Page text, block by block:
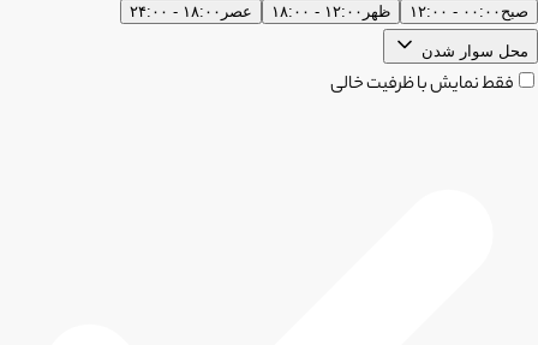
صبح ۰۰:۰۰ - ۱۲:۰۰ ظهر ۱۲:۰۰ - ۱۸:۰۰ عصر ۱۸:۰۰ - ۲۴:۰۰
محل سوار شدن
فقط نمایش با ظرفیت خالی